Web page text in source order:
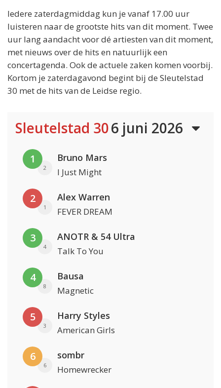
Iedere zaterdagmiddag kun je vanaf 17.00 uur
luisteren naar de grootste hits van dit moment. Twee
uur lang aandacht voor dé artiesten van dit moment,
met nieuws over de hits en natuurlijk een
concertagenda. Ook de actuele zaken komen voorbij.
Kortom je zaterdagavond begint bij de Sleutelstad
30 met de hits van de Leidse regio.
Sleutelstad 306 juni 2026
1
2
Bruno Mars
I Just Might
2
1
Alex Warren
FEVER DREAM
3
4
ANOTR & 54 Ultra
Talk To You
4
8
Bausa
Magnetic
5
3
Harry Styles
American Girls
6
6
sombr
Homewrecker